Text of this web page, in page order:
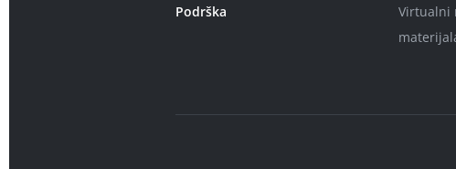
Podrška
Virtualni